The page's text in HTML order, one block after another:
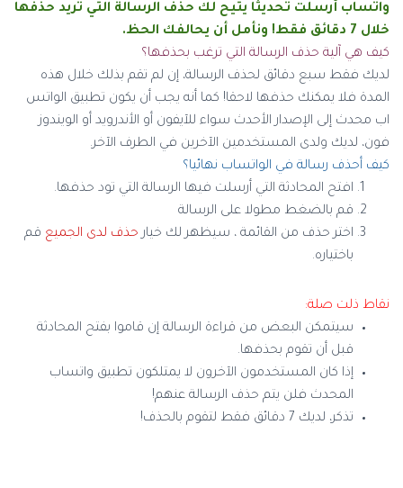
واتساب أرسلت تحديثا يتيح لك حذف الرسالة التي تريد حذفها
خلال 7 دقائق فقط! ونأمل أن يحالفك الحظ.
كيف هي آلية حذف الرسالة التي ترغب بحذفها؟
لديك فقط سبع دقائق لحذف الرسالة، إن لم تقم بذلك خلال هذه
المدة فلا يمكنك حذفها لاحقا! كما أنه يجب أن يكون تطبيق الواتس
اب محدث إلى الإصدار الأحدث سواء للآيفون أو الأندرويد أو الويندوز
فون، لديك ولدى المستخدمين الآخرين في الطرف الآخر.
كيف أحذف رسالة في الواتساب نهائيا؟
افتح المحادثة التي أرسلت فيها الرسالة التي تود حذفها.
قم بالضغط مطولا على الرسالة
اختر حذف من القائمة ، سيظهر لك خيارحذف لدى الجميع قم
باختياره.
نقاط ذلت صلة:
سيتمكن البعض من قراءة الرسالة إن قاموا بفتح المحادثة
قبل أن تقوم بحذفها.
إذا كان المستخدمون الآخرون لا يمتلكون تطبيق واتساب
المحدث فلن يتم حذف الرسالة عنهم!
تذكر، لديك 7 دقائق فقط لتقوم بالحذف!